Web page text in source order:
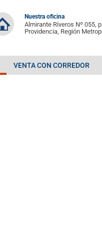
Nuestra oficina
Almirante Riveros Nº 055,
Providencia, Región
VENTA CON CORREDOR